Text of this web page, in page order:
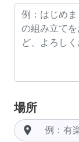
場所
room